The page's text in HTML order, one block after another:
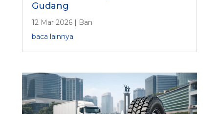
Gudang
12 Mar 2026|
Ban
baca lainnya